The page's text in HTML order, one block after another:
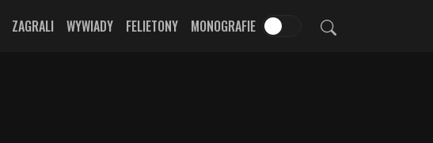
ZAGRALI WYWIADY FELIETONY MONOGRAFIE